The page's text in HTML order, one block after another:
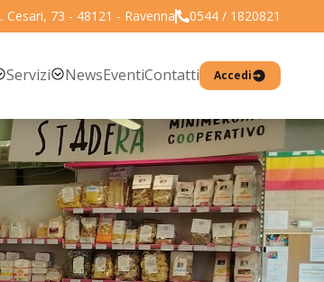
Cesari, 73 - 48121 - Ravenna 0544 / 1820821
Servizi NewsEventiContatti Accedi